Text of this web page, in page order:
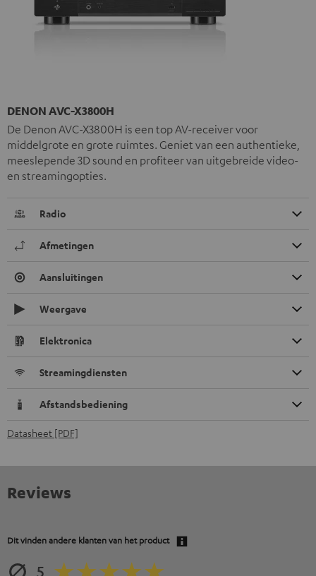
DENON AVC-X3800H
De Denon AVC-X3800H is een top AV-receiver voor
middelgrote en grote ruimtes. Geniet van een authentieke,
meeslepende 3D sound en profiteer van uitgebreide video-
en streamingopties.
Radio
Afmetingen
Aansluitingen
Weergave
Elektronica
Streamingdiensten
Afstandsbediening
Datasheet [PDF]
Reviews
Dit vinden andere klanten van het product
5